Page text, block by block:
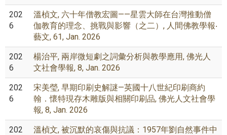
202
6
溫楨文, 六十年僧教宏圖——星雲大師在台灣推動僧
伽教育的理念、挑戰與影響（之二）, 人間佛教學報‧
藝文, 61, Jan. 2026
202
6
楊治平, 兩岸微短劇之詞彙分析與教學應用, 佛光人
文社會學報, 8, Jan. 2026
202
6
宋美瑩, 早期印刷史解謎—英國十八世紀印刷商約
翰．懷特現存木雕版與相關印刷品, 佛光人文社會學
報, 8, Jan. 2026
202
溫楨文, 被沉默的哀傷與抗議：1957年劉自然事件中